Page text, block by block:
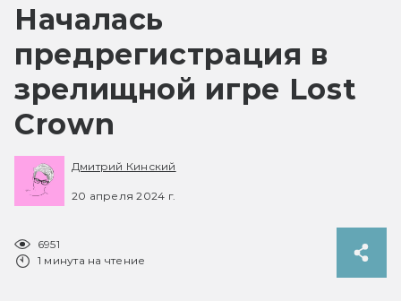
Началась
предрегистрация в
зрелищной игре Lost
Crown
Дмитрий Кинский
20 апреля 2024 г.
6951
1 минута на чтение